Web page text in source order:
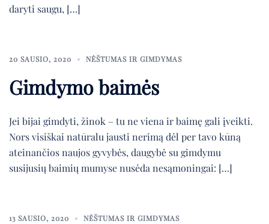
daryti saugu, […]
20 SAUSIO, 2020 NĖŠTUMAS IR GIMDYMAS
Gimdymo baimės
Jei bijai gimdyti, žinok – tu ne viena ir baimę gali įveikti.
Nors visiškai natūralu jausti nerimą dėl per tavo kūną
ateinančios naujos gyvybės, daugybė su gimdymu
susijusių baimių mumyse nusėda nesąmoningai: […]
13 SAUSIO, 2020 NĖŠTUMAS IR GIMDYMAS